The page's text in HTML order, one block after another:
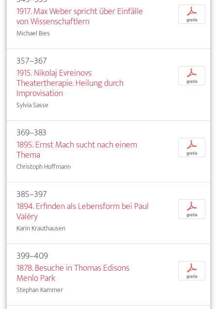
1917. Max Weber spricht über Einfälle
von Wissenschaftlern
Michael Bies
p
gratis
357–367
1915. Nikolaj Evreinovs
Theatertherapie. Heilung durch
Improvisation
Sylvia Sasse
p
gratis
369–383
1895. Ernst Mach sucht nach einem
Thema
Christoph Hoffmann
p
gratis
385–397
1894. Erfinden als Lebensform bei Paul
Valéry
Karin Krauthausen
p
gratis
399–409
1878. Besuche in Thomas Edisons
Menlo Park
Stephan Kammer
p
gratis